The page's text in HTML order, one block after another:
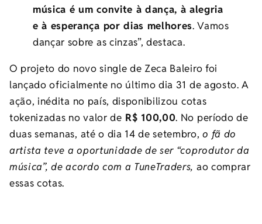
música é um convite à dança, à alegria
e à esperança por dias melhores. Vamos
dançar sobre as cinzas”, destaca.
O projeto do novo single de Zeca Baleiro foi
lançado oficialmente no último dia 31 de agosto. A
ação, inédita no país, disponibilizou cotas
tokenizadas no valor de R$ 100,00. No período de
duas semanas, até o dia 14 de setembro,o fã do
artista teve a oportunidade de ser “coprodutor da
música”, de acordo com a TuneTraders, ao comprar
essas cotas.